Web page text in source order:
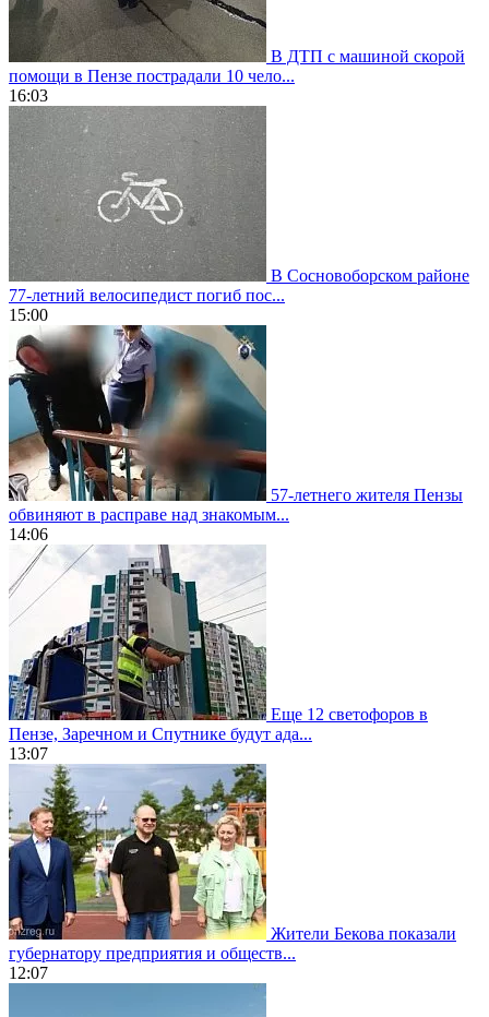
В ДТП с машиной скорой
помощи в Пензе пострадали 10 чело...
16:03
В Сосновоборском районе
77-летний велосипедист погиб пос...
15:00
57-летнего жителя Пензы
обвиняют в расправе над знакомым...
14:06
Еще 12 светофоров в
Пензе, Заречном и Спутнике будут ада...
13:07
Жители Бекова показали
губернатору предприятия и обществ...
12:07